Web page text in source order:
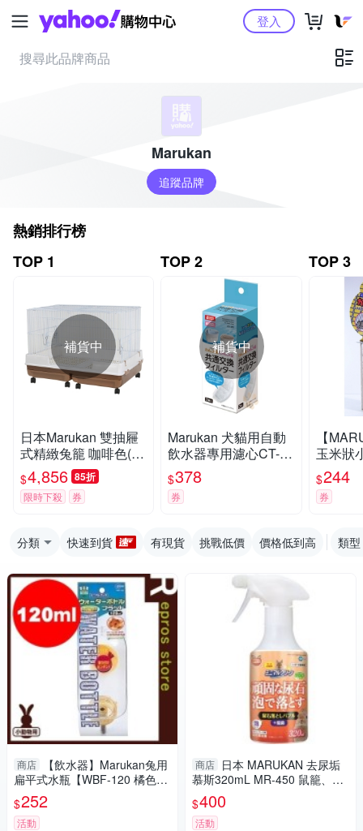
Yahoo購物中心登入
Marukan
追蹤品牌
熱銷排行榜
TOP 1
補貨中
日本Marukan 雙抽屜
式精緻兔籠 咖啡色(M
R-999)
$4,856 85折
限時下殺 券
TOP 2
補貨中
Marukan 犬貓用自動
飲水器專用濾心CT-27
$378
券
TOP 3
【
玉米狀
(MR-
$244
券
分類 快速到貨 有現貨 挑戰低價 價格低到高 類型
商店
【飲水器】Marukan兔用
扁平式水瓶【WBF-120 橘色12
0ml】，天竺鼠蜜袋鼯都適用
『寵喵樂旗艦店』
$252
活動
商店 日本 MARUKAN 去尿垢
慕斯320mL MR-450 鼠籠、兔
龍、兔便盆適用 // 泡泡更易清
除『寵喵樂旗艦店』
$400
活動